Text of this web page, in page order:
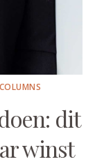
dit
winst